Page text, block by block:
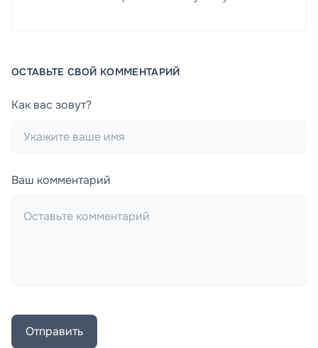
ОСТАВЬТЕ СВОЙ КОММЕНТАРИЙ
Как вас зовут?
Ваш комментарий
Отправить